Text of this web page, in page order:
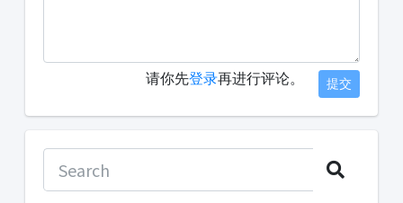
请你先登录再进行评论。 提交